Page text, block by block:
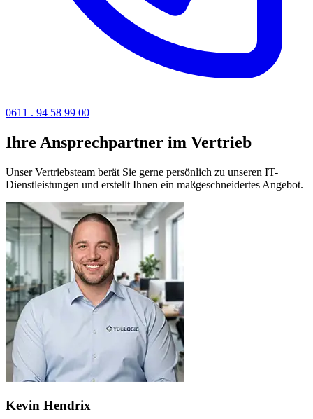
0611 . 94 58 99 00
Ihre Ansprechpartner im Vertrieb
Unser Vertriebsteam berät Sie gerne persönlich zu unseren IT-
Dienstleistungen und erstellt Ihnen ein maßgeschneidertes Angebot.
Kevin Hendrix